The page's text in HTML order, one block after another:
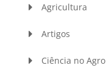
Agricultura
Artigos
Ciência no Agro